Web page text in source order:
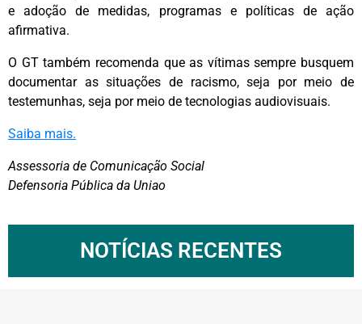
e adoção de medidas, programas e políticas de ação
afirmativa.
O GT também recomenda que as vítimas sempre busquem
documentar as situações de racismo, seja por meio de
testemunhas, seja por meio de tecnologias audiovisuais.
Saiba mais.
Assessoria de Comunicação Social
Defensoria Pública da Uniao
NOTÍCIAS RECENTES